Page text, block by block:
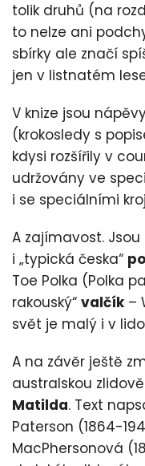
tolik druhů (na
to nelze ani
sbírky ale značí
jen v listnatém
V knize jsou
(krokosledy s
kdysi rozšířily v
udržovány ve
i se speciálními
A zajímavost.
i „typická česka“
Toe Polka (Polka
rakouský“ valčík–
svět je malý i v
A na závěr ještě
australskou
Matilda. Text
Paterson (1864-
MacPhersonová